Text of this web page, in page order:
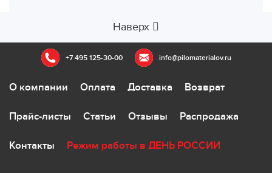
Наверх
+7 495 125-30-00 info@pilomaterialov.ru
О компании Оплата Доставка Возврат
Прайс-листы Статьи Отзывы Распродажа
Контакты Режим работы в ДЕНЬ РОССИИ